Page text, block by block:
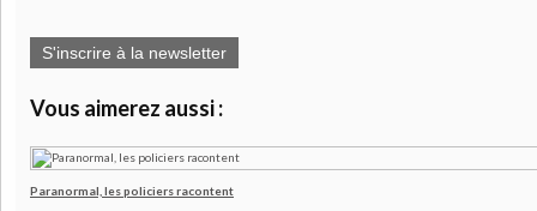
S'inscrire à la newsletter
Vous aimerez aussi :
Paranormal, les policiers racontent